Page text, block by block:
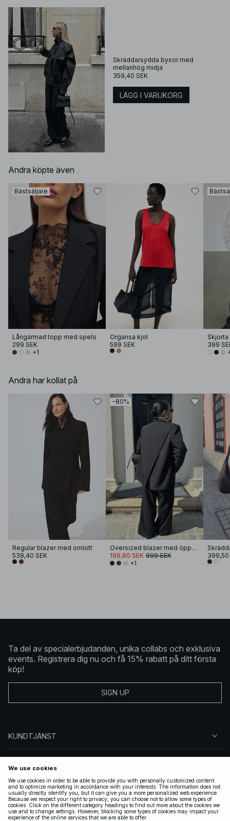
Skräddarsydda byxor med
mellanhög midja
359,40 SEK
LÄGG I VARUKORG
Andra köpte även
Bästsäljare
Långärmad topp med spets
299 SEK
+1
Organsa kjol
599 SEK
399
Andra har kollat på
Regular blazer med omlott
539,40 SEK
−80%
Oversized blazer med öppen rygg
199,80 SEK 999 SEK
+1
399,50
Ta del av specialerbjudanden, unika collabs och exklusiva
events. Registrera dig nu och få 15% rabatt på ditt första
köp!
SIGN UP
KUNDTJÄNST
FÖLJ OSS
JURIDISKT